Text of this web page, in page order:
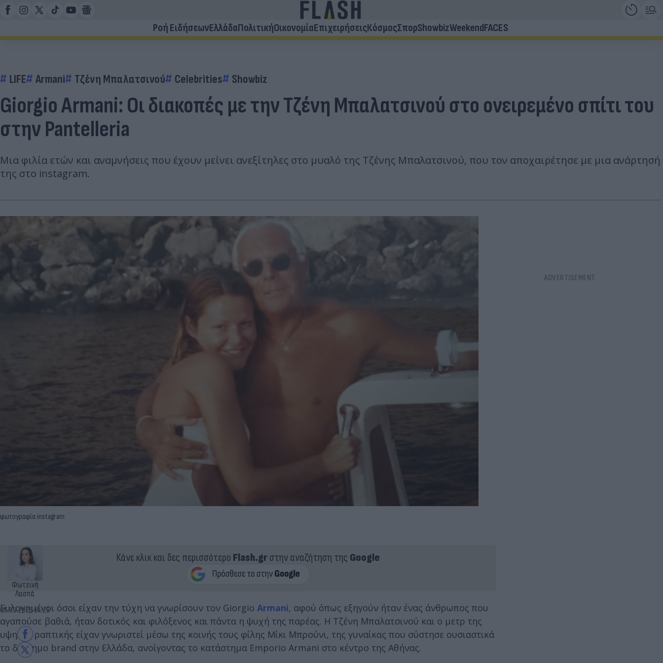
Ροή ΕιδήσεωνΕλλάδαΠολιτικήΟικονομίαΕπιχειρήσειςΚόσμοςΣπορShowbizWeekendFACES
LIFE Armani Τζένη Μπαλατσινού Celebrities Showbiz
Giorgio Armani: Οι διακοπές με την Τζένη Μπαλατσινού στο ονειρεμένο σπίτι του
στην Pantelleria
Μια φιλία ετών και αναμνήσεις που έχουν μείνει ανεξίτηλες στο μυαλό της Τζένης Μπαλατσινού, που τον αποχαιρέτησε με μια ανάρτησή
της στο instagram.
φωτογραφία instagram
Φωτεινή
Λασπά
05.09.2025 14:26
Κάνε κλικ και δες περισσότερο Flash.grστην αναζήτηση της Google
Ευλογημένοι όσοι είχαν την τύχη να γνωρίσουν τον Giorgio Armani, αφού όπως εξηγούν ήταν ένας άνθρωπος που
αγαπούσε βαθιά, ήταν δοτικός και φιλόξενος και πάντα η ψυχή της παρέας. Η Τζένη Μπαλατσινού και ο μετρ της
υψηλής ραπτικής είχαν γνωριστεί μέσω της κοινής τους φίλης Μίκι Μπρούνι, της γυναίκας που σύστησε ουσιαστικά
το διάσημο brand στην Ελλάδα, ανοίγοντας το κατάστημα Emporio Armani στο κέντρο της Αθήνας.